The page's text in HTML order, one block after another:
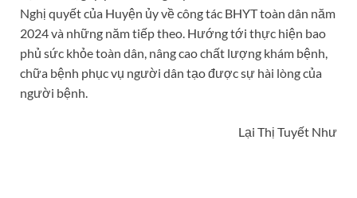
Nghị quyết của Huyện ủy về công tác BHYT toàn dân năm
2024 và những năm tiếp theo. Hướng tới thực hiện bao
phủ sức khỏe toàn dân, nâng cao chất lượng khám bệnh,
chữa bệnh phục vụ người dân tạo được sự hài lòng của
người bệnh.
Lại Thị Tuyết Như